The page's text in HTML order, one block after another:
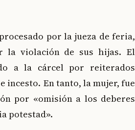
por la jueza de feria,
la violación de sus hijas. El
a la cárcel por reiterados
incesto. En tanto, la mujer, fue
por «omisión a los deberes
potestad».